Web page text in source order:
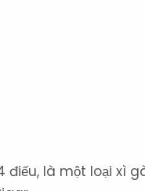
điếu, là một loại